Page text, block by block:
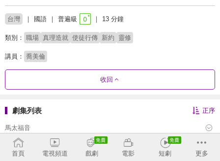
台灣 國語 普遍級 13 分鐘
類別： 職場 真理造就 使徒行傳 新約 靈修
講員： 喬美倫
收回
劇集列表 正序
馬太福音
馬可福音
首頁 電視頻道 戲劇 電影 短劇 更多